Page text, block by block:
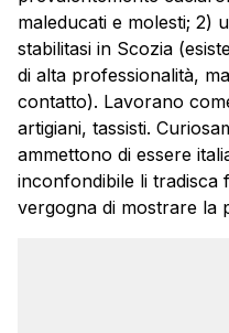
maleducati e molesti; 2)
stabilitasi in Scozia
di alta professionalità,
contatto). Lavorano
artigiani, tassisti.
ammettono di essere
inconfondibile li tradisca
vergogna di mostrare la